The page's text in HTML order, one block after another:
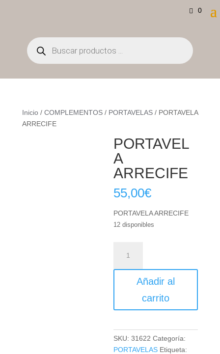
0
Búsqueda
de
productos
Inicio/ COMPLEMENTOS/ PORTAVELAS/ PORTAVELA
ARRECIFE
PORTAVEL
A
ARRECIFE
55,00€
PORTAVELA ARRECIFE
12 disponibles
ARRECIFE
cantidad
Añadir al
carrito
SKU:31622 Categoría:
PORTAVELAS Etiqueta: